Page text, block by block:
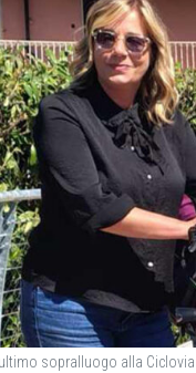
sopralluogo alla